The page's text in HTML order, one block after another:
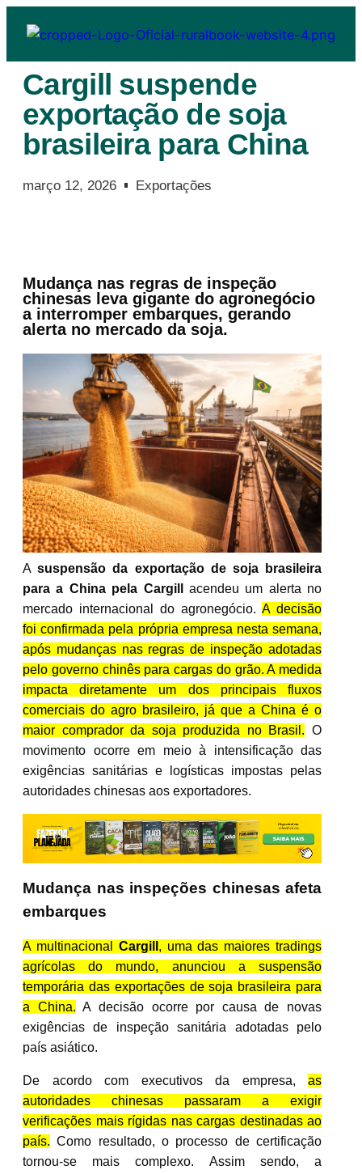
Cargill suspende
exportação de soja
brasileira para China
março 12, 2026 Exportações
Mudança nas regras de inspeção
chinesas leva gigante do agronegócio
a interromper embarques, gerando
alerta no mercado da soja.
Asuspensão da exportação de soja brasileira
para a China pela Cargill
acendeu um alerta no
mercado internacional do agronegócio. A decisão
foi confirmada pela própria empresa nesta semana,
após mudanças nas regras de inspeção adotadas
pelo governo chinês para cargas do grão. A medida
impacta diretamente um dos principais fluxos
comerciais do agro brasileiro, já que a China é o
maior comprador da soja produzida no Brasil. O
movimento ocorre em meio à intensificação das
exigências sanitárias e logísticas impostas pelas
autoridades chinesas aos exportadores.
Mudança nas inspeções chinesas afeta
embarques
A multinacional Cargill , uma das maiores tradings
agrícolas do mundo, anunciou a suspensão
temporária das exportações de soja brasileira para
a China. A decisão ocorre por causa de novas
exigências de inspeção sanitária adotadas pelo
país asiático.
De acordo com executivos da empresa, as
autoridades chinesas passaram a exigir
verificações mais rígidas nas cargas destinadas ao
país. Como resultado, o processo de certificação
tornou-se mais complexo. Assim sendo, a